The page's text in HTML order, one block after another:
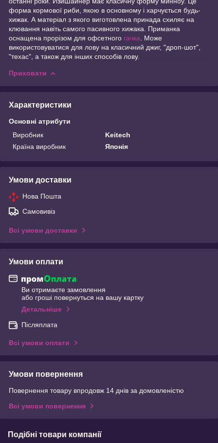
форма кормової риби, якою в основному і харчується будь-
хижак. А матеріал з якого виготовлена принада схиляє на
клювання навіть самого пасивного хижака. Приманка
оснащена прорізом для офсетного гачка . Може
використовуватися для лову на класичний джиг, "дроп-шот",
"техас", а також для інших способів лову.
Приховати
Характеристики
Основні атрибути
Виробник
Keitech
Країна виробник
Японія
Умови доставки
Нова Пошта
Самовивіз
Всі умови доставки
Умови оплати
Ви отримаєте замовлення
або гроші повернуться на вашу картку
Детальніше
Післяплата
Всі умови оплати
Умови повернення
Повернення товару впродовж 14 днів за домовленістю
Всі умови повернення
Подібні товари компанії